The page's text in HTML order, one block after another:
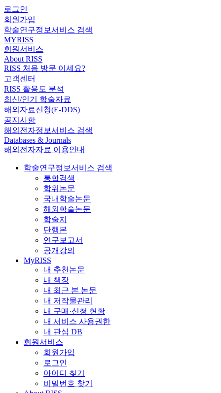
로그인
회원가입
학술연구정보서비스 검색
MYRISS
회원서비스
About RISS
RISS 처음 방문 이세요?
고객센터
RISS 활용도 분석
최신/인기 학술자료
해외자료신청(E-DDS)
공지사항
해외전자정보서비스 검색
Databases & Journals
해외전자자료 이용안내
학술연구정보서비스 검색
통합검색
학위논문
국내학술논문
해외학술논문
학술지
단행본
연구보고서
공개강의
MyRISS
내 추천논문
내 책장
내 최근 본 논문
내 저작물관리
내 구매·신청 현황
내 서비스 사용권한
내 관심 DB
회원서비스
회원가입
로그인
아이디 찾기
비밀번호 찾기